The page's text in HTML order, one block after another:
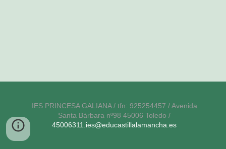
IES PRINCESA GALIANA / tfn: 925254457 / Avenida
Santa Bárbara nº98 45006 Toledo /
45006311.ies@educastillalamancha.es